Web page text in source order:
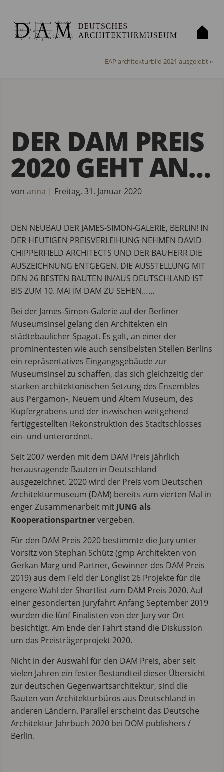
EAP architekturbild 2021 ausgelobt»
DER DAM PREIS
2020 GEHT AN…
von anna | Freitag, 31. Januar 2020
DEN NEUBAU DER JAMES-SIMON-GALERIE, BERLIN! IN
DER HEUTIGEN PREISVERLEIHUNG NEHMEN DAVID
CHIPPERFIELD ARCHITECTS UND DER BAUHERR DIE
AUSZEICHNUNG ENTGEGEN. DIE AUSSTELLUNG MIT
DEN 26 BESTEN BAUTEN IN/AUS DEUTSCHLAND IST
BIS ZUM 10. MAI IM DAM ZU SEHEN……
Bei der James-Simon-Galerie auf der Berliner
Museumsinsel gelang den Architekten ein
städtebaulicher Spagat. Es galt, an einer der
prominentesten wie auch sensibelsten Stellen Berlins
ein repräsentatives Eingangsgebäude zur
Museumsinsel zu schaffen, das sich gleichzeitig der
starken architektonischen Setzung des Ensembles
aus Pergamon-, Neuem und Altem Museum, des
Kupfergrabens und der inzwischen weitgehend
fertiggestellten Rekonstruktion des Stadtschlosses
ein- und unterordnet.
Seit 2007 werden mit dem DAM Preis jährlich
herausragende Bauten in Deutschland
ausgezeichnet. 2020 wird der Preis vom Deutschen
Architekturmuseum (DAM) bereits zum vierten Mal in
enger Zusammenarbeit mit JUNG als
Kooperationspartnervergeben.
Für den DAM Preis 2020 bestimmte die Jury unter
Vorsitz von Stephan Schütz (gmp Architekten von
Gerkan Marg und Partner, Gewinner des DAM Preis
2019) aus dem Feld der Longlist 26 Projekte für die
engere Wahl der Shortlist zum DAM Preis 2020. Auf
einer gesonderten Juryfahrt Anfang September 2019
wurden die fünf Finalisten von der Jury vor Ort
besichtigt. Am Ende der Fahrt stand die Diskussion
um das Preisträgerprojekt 2020.
Nicht in der Auswahl für den DAM Preis, aber seit
vielen Jahren ein fester Bestandteil dieser Übersicht
zur deutschen Gegenwartsarchitektur, sind die
Bauten von Architekturbüros aus Deutschland in
anderen Ländern. Parallel erscheint das Deutsche
Architektur Jahrbuch 2020 bei DOM publishers /
Berlin.